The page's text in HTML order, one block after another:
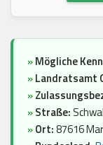
»Mögliche
»Landratsamt
»
»Straße:
»Ort:87616